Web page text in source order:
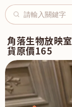
角落生物放映
貨原價165